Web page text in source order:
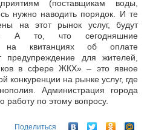
(поставщикам воды,
нужно наводить порядок. И те
на этот рынок услуг, будут
А то, что сегодняшние
на квитанциях об оплате
предупреждение для жителей,
в сфере ЖКХ» – это явное
конкуренции на рынке услуг, где
Администрация города
работу по этому вопросу.
Поделиться